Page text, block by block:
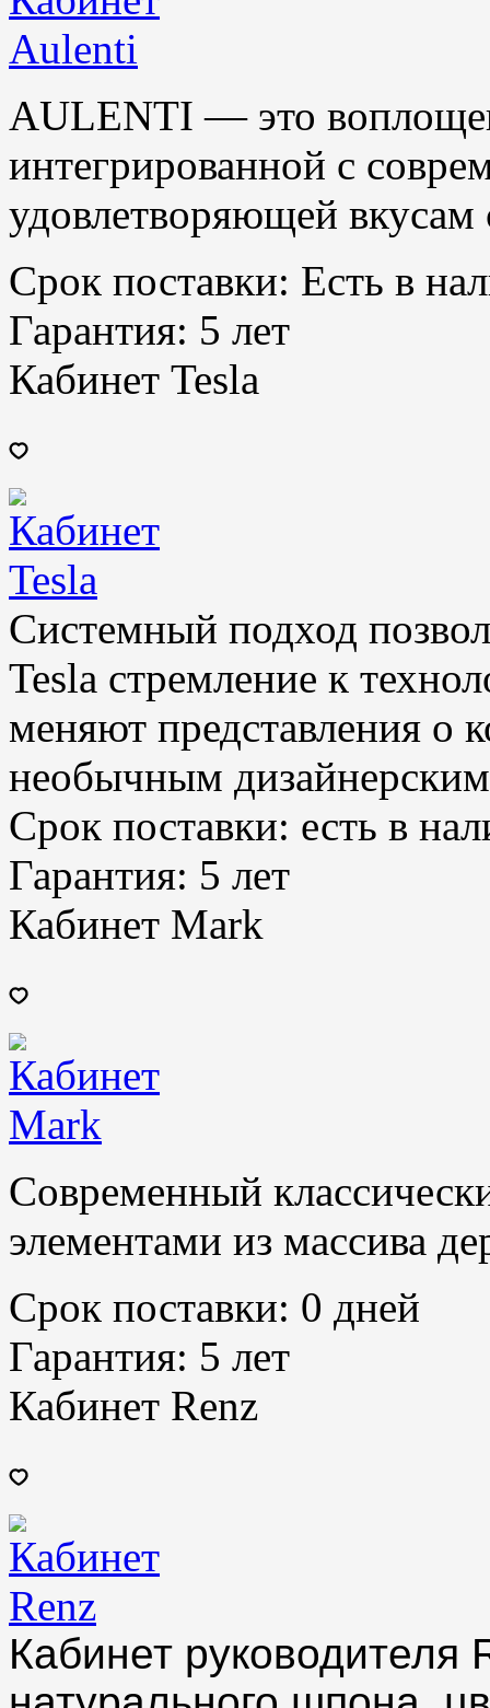
AULENTI — это
интегрированной с
удовлетворяющей
Срок поставки: Есть в
Гарантия: 5 лет
Кабинет Tesla
Системный подход
Tesla стремление к
меняют представления о
необычным
Срок поставки: есть в
Гарантия: 5 лет
Кабинет Mark
Современный
элементами из массива
Срок поставки: 0 дней
Гарантия: 5 лет
Кабинет Renz
Кабинет руководителя